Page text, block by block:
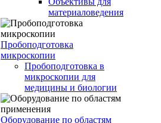
материаловедения
Пробоподготовка
микроскопии
Пробоподготовка в
микроскопии для
медицины и биологии
Оборудование по областям